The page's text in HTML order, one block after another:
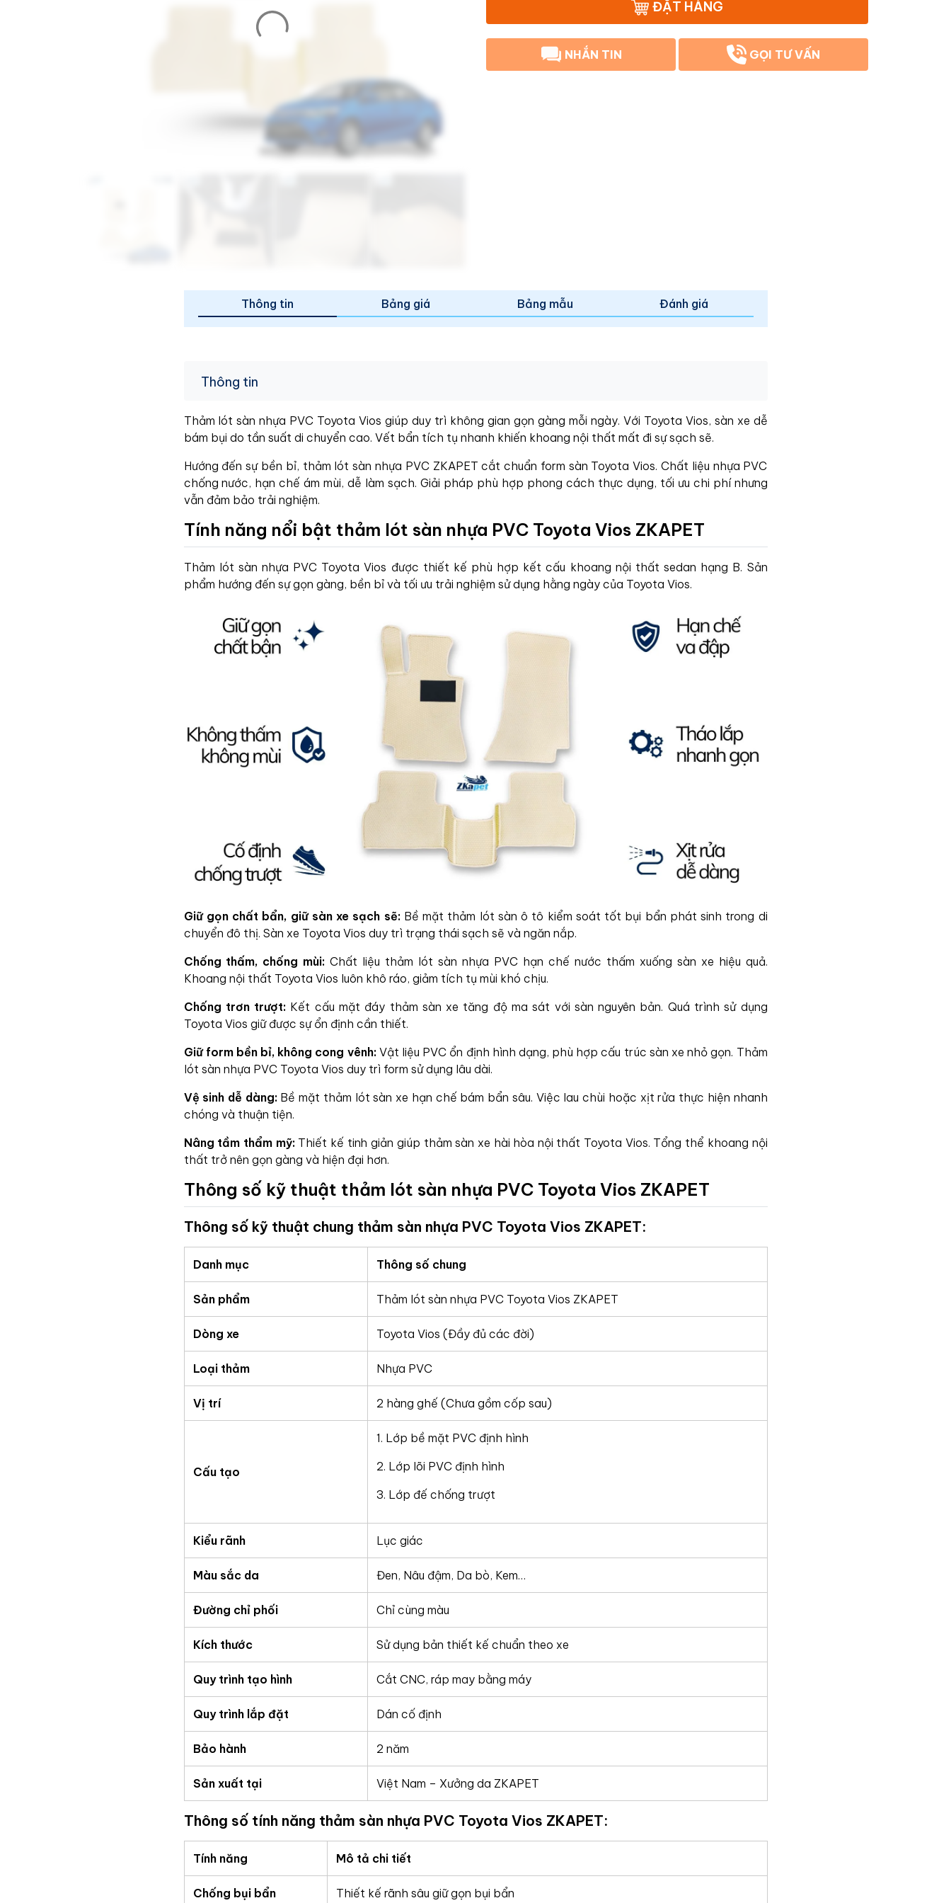
ĐẶT HÀNG
NHẮN TIN GỌI TƯ VẤN
Thông tin Bảng giá Bảng mẫu Đánh giá
Thông tin
Thảm lót sàn nhựa PVC Toyota Vios giúp duy trì không gian gọn gàng mỗi ngày. Với Toyota Vios, sàn xe dễ
bám bụi do tần suất di chuyển cao. Vết bẩn tích tụ nhanh khiến khoang nội thất mất đi sự sạch sẽ.
Hướng đến sự bền bỉ, thảm lót sàn nhựa PVC ZKAPET cắt chuẩn form sàn Toyota Vios. Chất liệu nhựa PVC
chống nước, hạn chế ám mùi, dễ làm sạch. Giải pháp phù hợp phong cách thực dụng, tối ưu chi phí nhưng
vẫn đảm bảo trải nghiệm.
Tính năng nổi bật thảm lót sàn nhựa PVC Toyota Vios ZKAPET
Thảm lót sàn nhựa PVC Toyota Vios được thiết kế phù hợp kết cấu khoang nội thất sedan hạng B. Sản
phẩm hướng đến sự gọn gàng, bền bỉ và tối ưu trải nghiệm sử dụng hằng ngày của Toyota Vios.
Giữ gọn chất bẩn, giữ sàn xe sạch sẽ:Bề mặt thảm lót sàn ô tô kiểm soát tốt bụi bẩn phát sinh trong di
chuyển đô thị. Sàn xe Toyota Vios duy trì trạng thái sạch sẽ và ngăn nắp.
Chống thấm, chống mùi: Chất liệu thảm lót sàn nhựa PVC hạn chế nước thấm xuống sàn xe hiệu quả.
Khoang nội thất Toyota Vios luôn khô ráo, giảm tích tụ mùi khó chịu.
Chống trơn trượt: Kết cấu mặt đáy thảm sàn xe tăng độ ma sát với sàn nguyên bản. Quá trình sử dụng
Toyota Vios giữ được sự ổn định cần thiết.
Giữ form bền bỉ, không cong vênh:Vật liệu PVC ổn định hình dạng, phù hợp cấu trúc sàn xe nhỏ gọn. Thảm
lót sàn nhựa PVC Toyota Vios duy trì form sử dụng lâu dài.
Vệ sinh dễ dàng:Bề mặt thảm lót sàn xe hạn chế bám bẩn sâu. Việc lau chùi hoặc xịt rửa thực hiện nhanh
chóng và thuận tiện.
Nâng tầm thẩm mỹ:Thiết kế tinh giản giúp thảm sàn xe hài hòa nội thất Toyota Vios. Tổng thể khoang nội
thất trở nên gọn gàng và hiện đại hơn.
Thông số kỹ thuật thảm lót sàn nhựa PVC Toyota Vios ZKAPET
Thông số kỹ thuật chung thảm sàn nhựa PVC Toyota Vios ZKAPET:
Danh mục Thông số chung
Sản phẩm Thảm lót sàn nhựa PVC Toyota Vios ZKAPET
Dòng xe Toyota Vios (Đầy đủ các đời)
Loại thảm Nhựa PVC
Vị trí 2 hàng ghế (Chưa gồm cốp sau)
Cấu tạo
1. Lớp bề mặt PVC định hình
2. Lớp lõi PVC định hình
3. Lớp đế chống trượt
Kiểu rãnh Lục giác
Màu sắc da Đen, Nâu đậm, Da bò, Kem…
Đường chỉ phối Chỉ cùng màu
Kích thước Sử dụng bản thiết kế chuẩn theo xe
Quy trình tạo hình Cắt CNC, ráp may bằng máy
Quy trình lắp đặt Dán cố định
Bảo hành 2 năm
Sản xuất tại Việt Nam – Xưởng da ZKAPET
Thông số tính năng thảm sàn nhựa PVC Toyota Vios ZKAPET:
Tính năng Mô tả chi tiết
Chống bụi bẩn Thiết kế rãnh sâu giữ gọn bụi bẩn